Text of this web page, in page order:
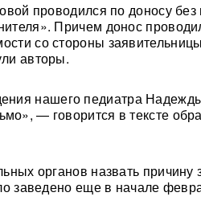
проводился по доносу без
Причем донос
со стороны
авторы.
нашего педиатра
— говорится в тексте
органов назвать причину
заведено еще в начале